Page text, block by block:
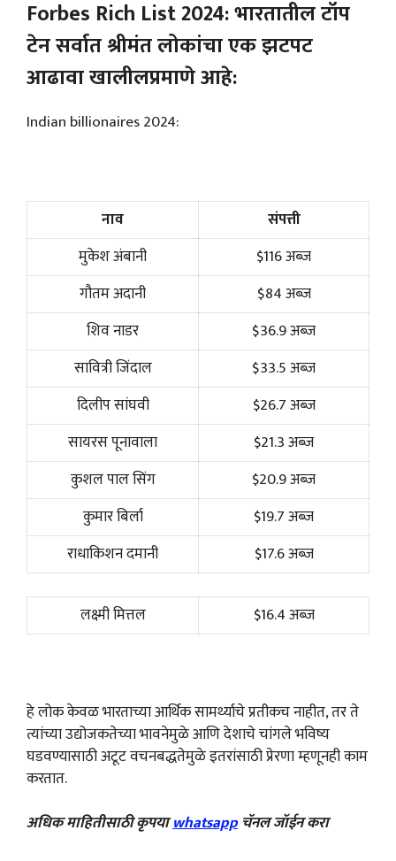
Forbes Rich List 2024: भारतातील टॉप
टेन सर्वात श्रीमंत लोकांचा एक झटपट
आढावा खालीलप्रमाणे आहे:
Indian billionaires 2024:
नाव
संपत्ती
मुकेश अंबानी
$116 अब्ज
गौतम अदानी
$84 अब्ज
शिव नाडर
$36.9 अब्ज
सावित्री जिंदाल
$33.5 अब्ज
दिलीप सांघवी
$26.7 अब्ज
सायरस पूनावाला
$21.3 अब्ज
कुशल पाल सिंग
$20.9 अब्ज
कुमार बिर्ला
$19.7 अब्ज
राधाकिशन दमानी
$17.6 अब्ज
लक्ष्मी मित्तल $16.4 अब्ज
हे लोक केवळ भारताच्या आर्थिक सामर्थ्याचे प्रतीकच नाहीत, तर ते
त्यांच्या उद्योजकतेच्या भावनेमुळे आणि देशाचे चांगले भविष्य
घडवण्यासाठी अटूट वचनबद्धतेमुळे इतरांसाठी प्रेरणा म्हणूनही काम
करतात.
अधिक माहितीसाठी कृपयाwhatsappचॅनल जॉईन करा